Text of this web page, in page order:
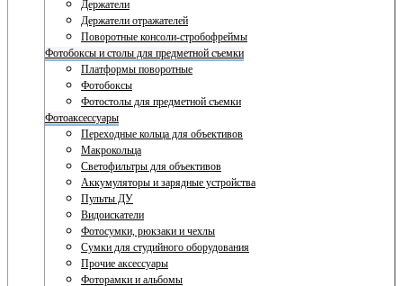
Держатели
Держатели отражателей
Поворотные консоли-стробофреймы
Фотобоксы и столы для предметной съемки
Платформы поворотные
Фотобоксы
Фотостолы для предметной съемки
Фотоаксессуары
Переходные кольца для объективов
Макрокольца
Светофильтры для объективов
Аккумуляторы и зарядные устройства
Пульты ДУ
Видоискатели
Фотосумки, рюкзаки и чехлы
Сумки для студийного оборудования
Прочие аксессуары
Фоторамки и альбомы